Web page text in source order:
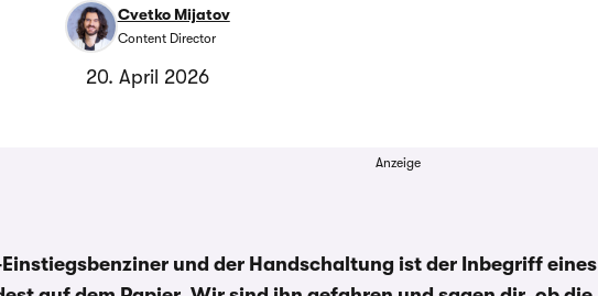
Cvetko Mijatov
Content Director
20. April 2026
Anzeige
Einstiegsbenziner und der Handschaltung ist der Inbegriff eines